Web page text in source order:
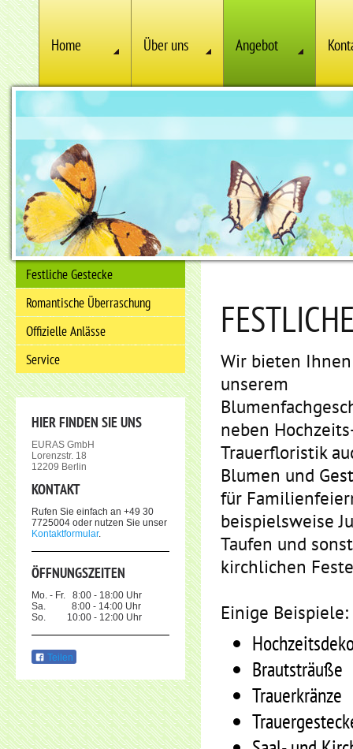
Home Über uns Angebot
Festliche Gestecke
Romantische Überraschung
Offizielle Anlässe
Service
HIER FINDEN SIE UNS
EURAS GmbH
Lorenzstr. 18
12209 Berlin
KONTAKT
Rufen Sie einfach an +49 30
7725004 oder nutzen Sie unser
Kontaktformular.
ÖFFNUNGSZEITEN
Mo. - Fr. 8:00 - 18:00 Uhr
Sa. 8:00 - 14:00 Uhr
So. 10:00 - 12:00 Uhr
Teilen
Wir bieten
unserem
neben
Trauerfloristik
Blumen und
für
beispielsweise
Taufen und
kirchlichen
Einige Beispiele:
Brautsträuße
Trauerkränze